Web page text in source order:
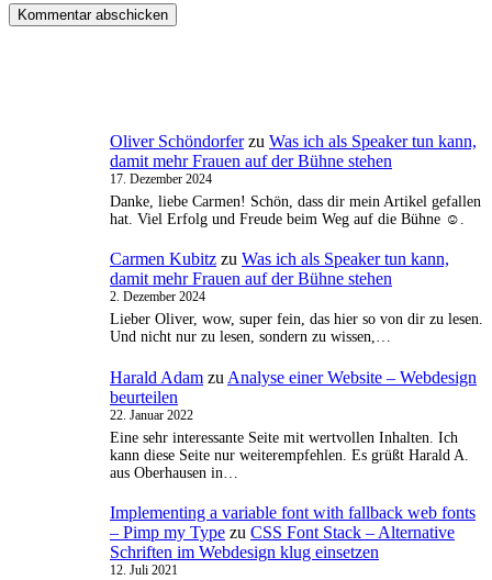
Oliver Schöndorferzu Was ich als Speaker tun kann,
damit mehr Frauen auf der Bühne stehen
17. Dezember 2024
Danke, liebe Carmen! Schön, dass dir mein Artikel gefallen
hat. Viel Erfolg und Freude beim Weg auf die Bühne ☺️.
Carmen Kubitz zu Was ich als Speaker tun kann,
damit mehr Frauen auf der Bühne stehen
2. Dezember 2024
Lieber Oliver, wow, super fein, das hier so von dir zu lesen.
Und nicht nur zu lesen, sondern zu wissen,…
Harald Adam zu Analyse einer Website – Webdesign
beurteilen
22. Januar 2022
Eine sehr interessante Seite mit wertvollen Inhalten. Ich
kann diese Seite nur weiterempfehlen. Es grüßt Harald A.
aus Oberhausen in…
Implementing a variable font with fallback web fonts
– Pimp my Type zu CSS Font Stack – Alternative
Schriften im Webdesign klug einsetzen
12. Juli 2021